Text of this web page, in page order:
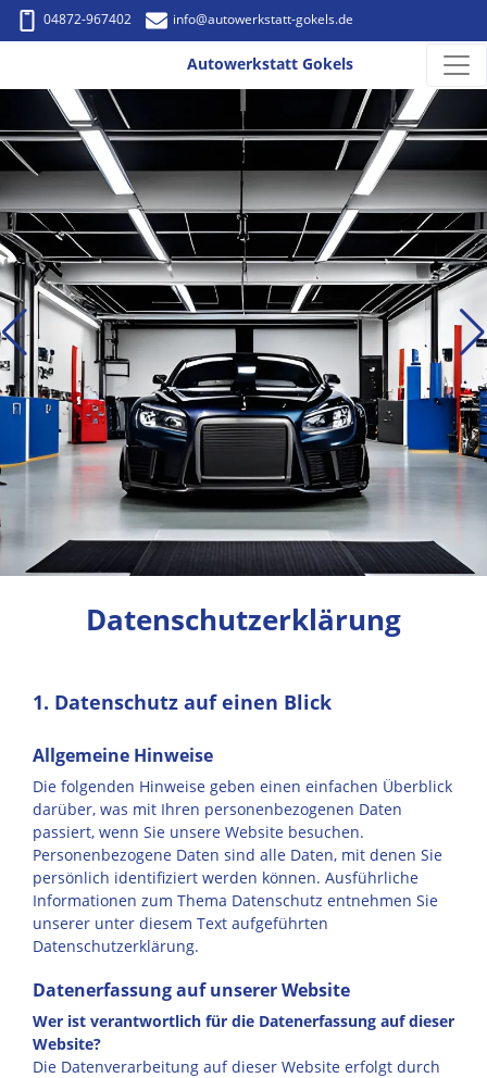
04872-967402 info@autowerkstatt-gokels.de
Autowerkstatt Gokels
Datenschutzerklärung
1. Datenschutz auf einen Blick
Allgemeine Hinweise
Die folgenden Hinweise geben einen einfachen Überblick
darüber, was mit Ihren personenbezogenen Daten
passiert, wenn Sie unsere Website besuchen.
Personenbezogene Daten sind alle Daten, mit denen Sie
persönlich identifiziert werden können. Ausführliche
Informationen zum Thema Datenschutz entnehmen Sie
unserer unter diesem Text aufgeführten
Datenschutzerklärung.
Datenerfassung auf unserer Website
Wer ist verantwortlich für die Datenerfassung auf dieser
Website?
Die Datenverarbeitung auf dieser Website erfolgt durch